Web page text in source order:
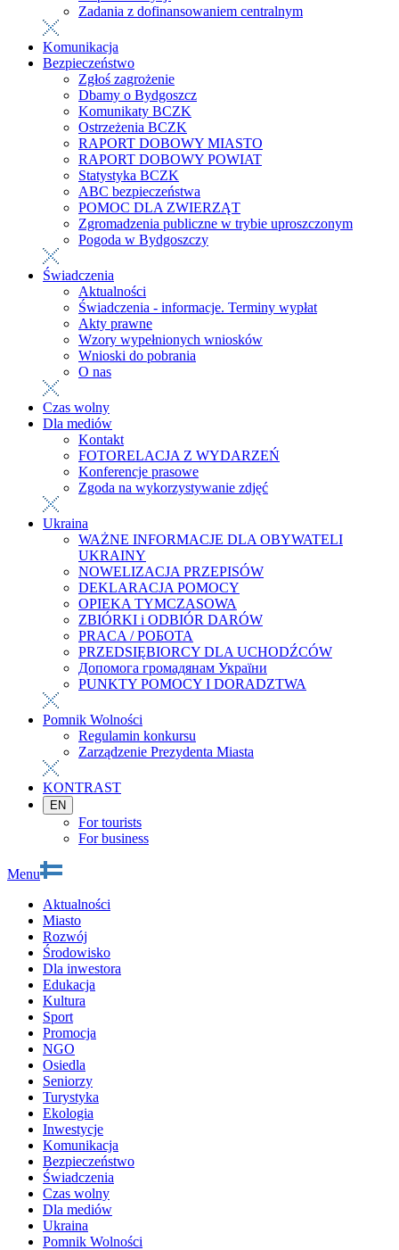
Zadania z dofinansowaniem centralnym
Komunikacja
Bezpieczeństwo
Zgłoś zagrożenie
Dbamy o Bydgoszcz
Komunikaty BCZK
Ostrzeżenia BCZK
RAPORT DOBOWY MIASTO
RAPORT DOBOWY POWIAT
Statystyka BCZK
ABC bezpieczeństwa
POMOC DLA ZWIERZĄT
Zgromadzenia publiczne w trybie uproszczonym
Pogoda w Bydgoszczy
Świadczenia
Aktualności
Świadczenia - informacje. Terminy wypłat
Akty prawne
Wzory wypełnionych wniosków
Wnioski do pobrania
O nas
Czas wolny
Dla mediów
Kontakt
FOTORELACJA Z WYDARZEŃ
Konferencje prasowe
Zgoda na wykorzystywanie zdjęć
Ukraina
WAŻNE INFORMACJE DLA OBYWATELI
UKRAINY
NOWELIZACJA PRZEPISÓW
DEKLARACJA POMOCY
OPIEKA TYMCZASOWA
ZBIÓRKI i ODBIÓR DARÓW
PRACA / РОБОТА
PRZEDSIĘBIORCY DLA UCHODŹCÓW
Допомога громадянам України
PUNKTY POMOCY I DORADZTWA
Pomnik Wolności
Regulamin konkursu
Zarządzenie Prezydenta Miasta
KONTRAST
EN
For tourists
For business
Menu
Aktualności
Miasto
Rozwój
Środowisko
Dla inwestora
Edukacja
Kultura
Sport
Promocja
NGO
Osiedla
Seniorzy
Turystyka
Ekologia
Inwestycje
Komunikacja
Bezpieczeństwo
Świadczenia
Czas wolny
Dla mediów
Ukraina
Pomnik Wolności